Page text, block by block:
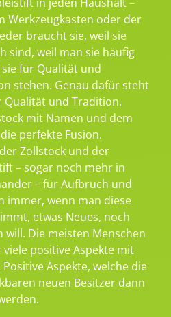
Werkzeugkasten oder der
braucht sie, weil sie
sind, weil man sie häufig
für Qualität und
stehen. Genau dafür steht
Qualität und Tradition.
mit Namen und dem
perfekte Fusion.
Zollstock und der
– sogar noch mehr in
– für Aufbruch und
immer, wenn man diese
etwas Neues, noch
will. Die meisten Menschen
positive Aspekte mit
Aspekte, welche die
neuen Besitzer dann